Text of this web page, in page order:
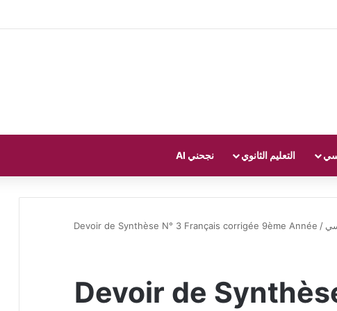
التعليم الثانوي نجحني AI
/
Devoir de Synthèse N° 3 Français corrigée 9ème Année
Devoir de